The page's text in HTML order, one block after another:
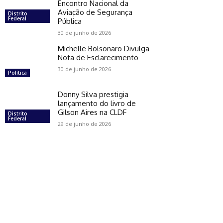
Distrito
Federal
Encontro Nacional da
Aviação de Segurança
Pública
30 de junho de 2026
Política
Michelle Bolsonaro Divulga
Nota de Esclarecimento
30 de junho de 2026
Distrito
Federal
Donny Silva prestigia
lançamento do livro de
Gilson Aires na CLDF
29 de junho de 2026